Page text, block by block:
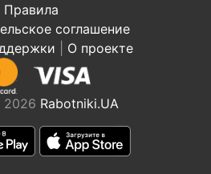
Правила
соглашение
О проекте
Rabotniki.UA